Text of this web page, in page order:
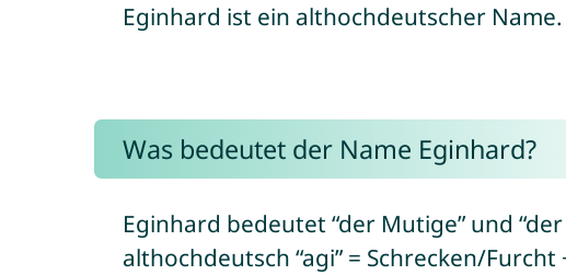
Eginhard ist ein althochdeutscher Name.
Was bedeutet der Name Eginhard?
Eginhard bedeutet “der Mutige” und
althochdeutsch “agi” = Schrecken/Furcht